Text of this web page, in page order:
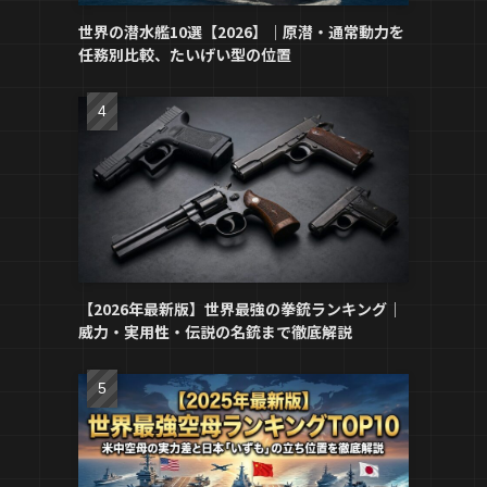
世界の潜水艦10選【2026】｜原潜・通常動力を
任務別比較、たいげい型の位置
【2026年最新版】世界最強の拳銃ランキング｜
威力・実用性・伝説の名銃まで徹底解説